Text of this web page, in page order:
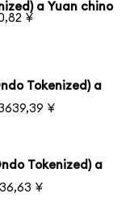
a Yuan chino
¥
Tokenized) a
¥
Tokenized) a
¥